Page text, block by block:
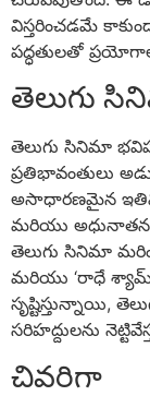
విస్తరించడమే
పద్ధతులతో
తెలుగు
తెలుగు సినిమా
ప్రతిభావంతులు
అసాధారణమైన
మరియు అధునాతన
తెలుగు సినిమా
మరియు ‘రాధే
సృష్టిస్తున్నాయి,
సరిహద్దులను
చివరిగా